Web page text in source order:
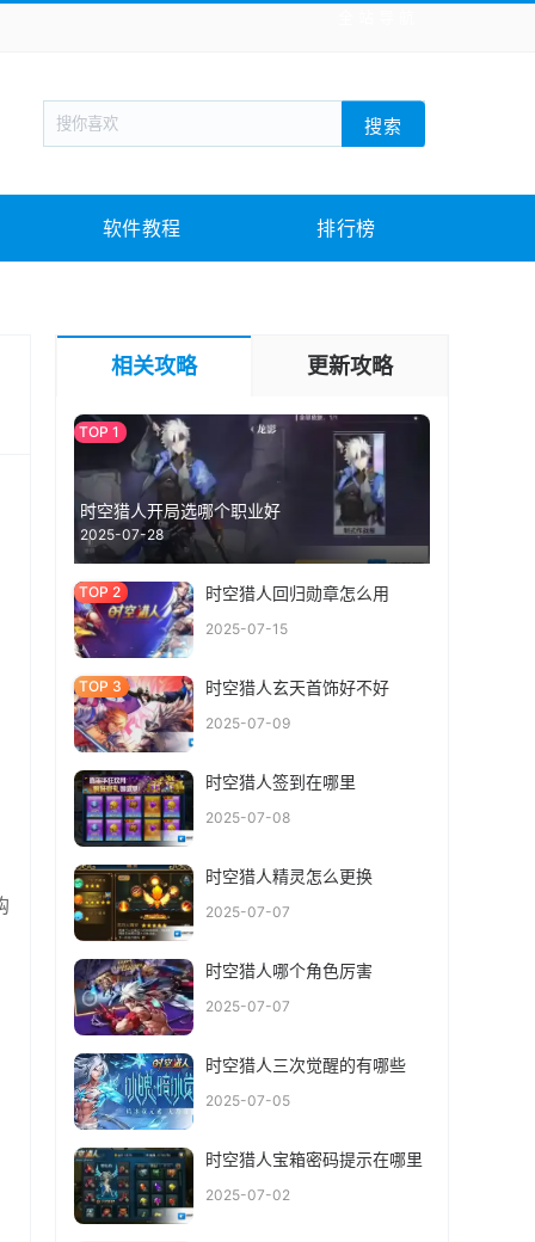
新闻阅读 旅游出行 生活实用
回合网游 战棋游戏 枪战射击
教育教学 游戏娱乐 系统软件 素材下载
搜索
软件教程 排行榜
相关攻略 更新攻略
时空猎人开局选哪个职业好
2025-07-28
时空猎人回归勋章怎么用
2025-07-15
时空猎人玄天首饰好不好
2025-07-09
时空猎人签到在哪里
2025-07-08
时空猎人精灵怎么更换
2025-07-07
时空猎人哪个角色厉害
2025-07-07
时空猎人三次觉醒的有哪些
2025-07-05
时空猎人宝箱密码提示在哪里
2025-07-02